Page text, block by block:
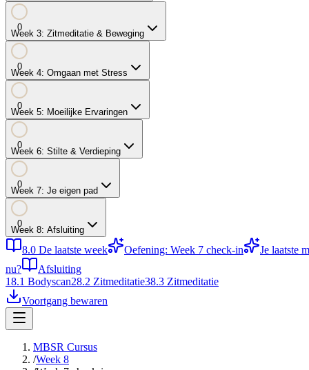
0
Week 3: Zitmeditatie & Beweging
0
Week 4: Omgaan met Stress
0
Week 5: Moeilijke Ervaringen
0
Week 6: Stilte & Verdieping
0
Week 7: Je eigen pad
0
Week 8: Afsluiting
8.0 De laatste week Oefening: Week 7 check-in Je laatste
nu?
Afsluiting
18.1 Bodyscan28.2 Zitmeditatie38.3 Zitmeditatie
Voortgang bewaren
MBSR Cursus
/Week 8